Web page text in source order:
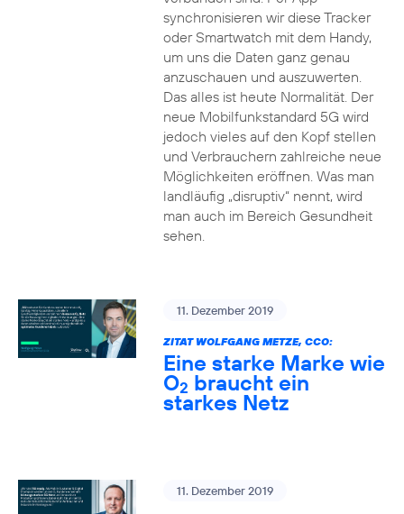
synchronisieren wir diese Tracker
oder Smartwatch mit dem Handy,
um uns die Daten ganz genau
anzuschauen und auszuwerten.
Das alles ist heute Normalität. Der
neue Mobilfunkstandard 5G wird
jedoch vieles auf den Kopf stellen
und Verbrauchern zahlreiche neue
Möglichkeiten eröffnen. Was man
landläufig „disruptiv“ nennt, wird
man auch im Bereich Gesundheit
sehen.
11. Dezember 2019
ZITAT WOLFGANG METZE, CCO:
Eine starke Marke wie
O2 braucht ein
starkes Netz
11. Dezember 2019